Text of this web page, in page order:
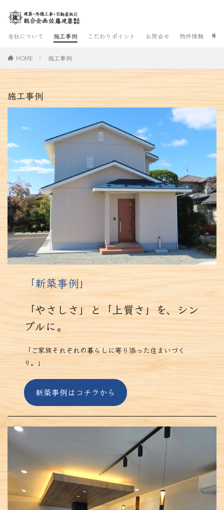
当社について 施工事例 こだわりポイント お問合せ 物件情報 お
HOME 施工事例
施工事例
「新築事例」
「やさしさ」と「上質さ」を、シン
プルに。
「ご家族それぞれの暮らしに寄り添った住まいづく
り。」
新築事例はコチラから